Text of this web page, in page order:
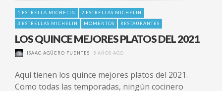
1 ESTRELLA MICHELIN
2 ESTRELLAS MICHELIN
3 ESTRELLAS MICHELIN
MOMENTOS RESTAURANTES
LOS QUINCE MEJORES PLATOS DEL 2021
ISAAC AGÜERO FUENTES 5 AÑOS AGO
Aquí tienen los quince mejores platos del 2021.
Como todas las temporadas, ningún cocinero